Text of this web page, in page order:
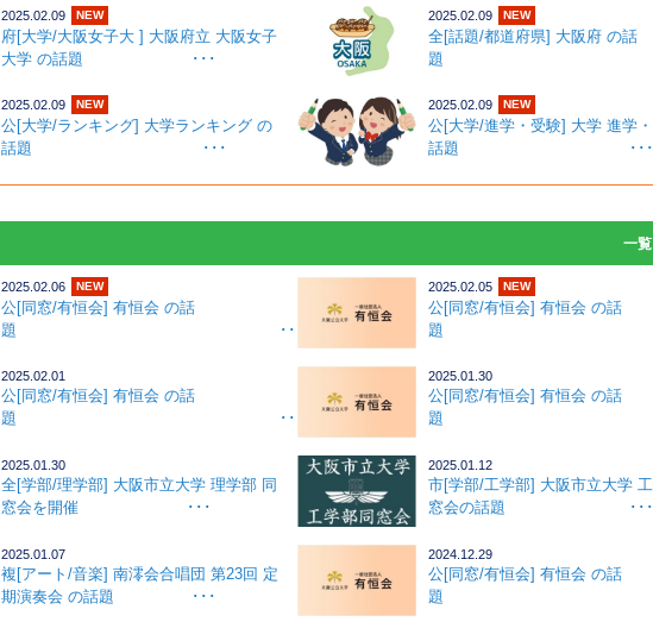
2025.02.09 NEW
府[大学/大阪女子大 ] 大阪府立 大阪女子
大学 の話題 ･･･
2025.02.09 NEW
全[話題/都道府県] 大阪府 の話
題 ･
2025.02.09 NEW
公[大学/ランキング] 大学ランキング の
話題 ･･･
2025.02.09 NEW
公[大学/進学・受験] 大学 進学
話題 ･･･
一覧
2025.02.06 NEW
公[同窓/有恒会] 有恒会 の話
題 ･･･
2025.02.05 NEW
公[同窓/有恒会] 有恒会 の話
題 ･
2025.02.01
公[同窓/有恒会] 有恒会 の話
題 ･･･
2025.01.30
公[同窓/有恒会] 有恒会 の話
題 ･
2025.01.30
全[学部/理学部] 大阪市立大学 理学部 同
窓会を開催 ･･･
2025.01.12
市[学部/工学部] 大阪市立大学
窓会の話題 ･･･
2025.01.07
複[アート/音楽] 南澪会合唱団 第23回 定
期演奏会 の話題 ･･･
2024.12.29
公[同窓/有恒会] 有恒会 の話
題 ･